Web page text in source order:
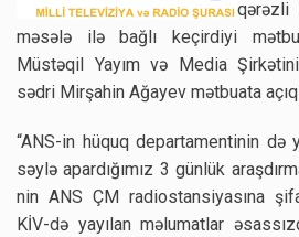
qərəzli
məsələ ilə bağlı keçirdiyi
Müstəqil Yayım və Media Şirkətinin
sədri Mirşahin Ağayev mətbuata
“ANS-in hüquq departamentinin də
səylə apardığımız 3 günlük
nin ANS ÇM radiostansiyasına
KİV-də yayılan məlumatlar